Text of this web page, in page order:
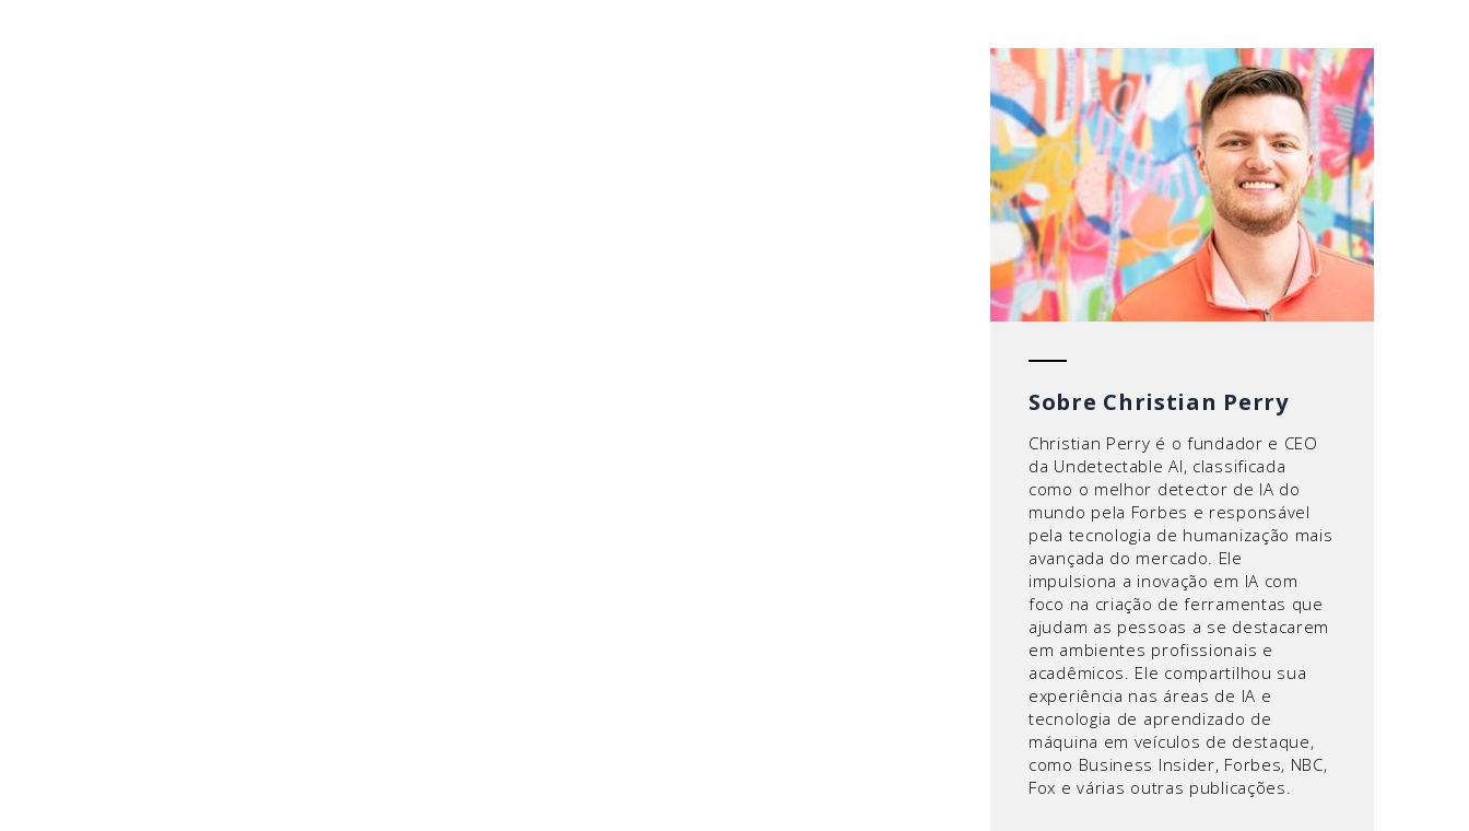
Sobre Christian Perry
Christian Perry é o fundador e CEO
da Undetectable AI, classificada
como o melhor detector de IA do
mundo pela Forbes e responsável
pela tecnologia de humanização mais
avançada do mercado. Ele
impulsiona a inovação em IA com
foco na criação de ferramentas que
ajudam as pessoas a se destacarem
em ambientes profissionais e
acadêmicos. Ele compartilhou sua
experiência nas áreas de IA e
tecnologia de aprendizado de
máquina em veículos de destaque,
como Business Insider, Forbes, NBC,
Fox e várias outras publicações.